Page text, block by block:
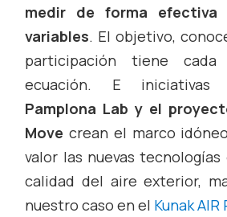
medir de forma efectiva
variables. El objetivo,
participación tiene
ecuación. E
Pamplona Lab y el
Move crean el marco
valor las nuevas
calidad del aire exterior,
nuestro caso en el Kunak AIR